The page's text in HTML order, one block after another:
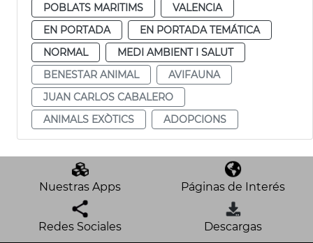
POBLATS MARITIMS
VALENCIA
EN PORTADA
EN PORTADA TEMÁTICA
NORMAL
MEDI AMBIENT I SALUT
BENESTAR ANIMAL
AVIFAUNA
JUAN CARLOS CABALERO
ANIMALS EXÒTICS
ADOPCIONS
Nuestras Apps Páginas de Interés
Redes Sociales Descargas